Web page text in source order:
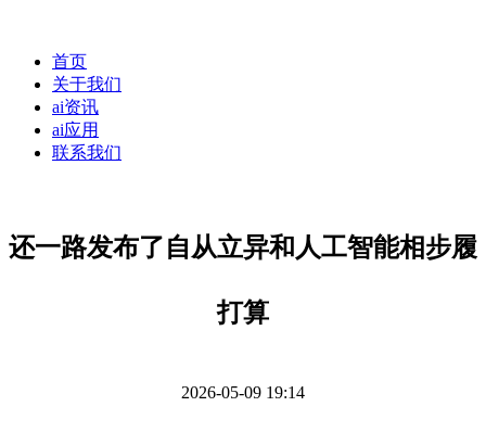
首页
关于我们
ai资讯
ai应用
联系我们
还一路发布了自从立异和人工智能相步履
打算
2026-05-09 19:14